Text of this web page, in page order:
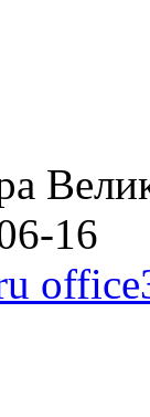
16